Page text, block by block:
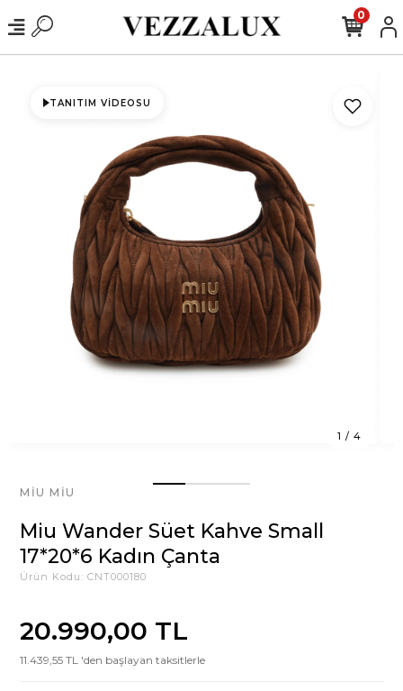
0
TANITIM VIDEOSU
1 / 4
MIU MIU
Miu Wander Süet Kahve Small
17*20*6 Kadın Çanta
Ürün Kodu: CNT000180
20.990,00 TL
11.439,55 TL 'den başlayan taksitlerle